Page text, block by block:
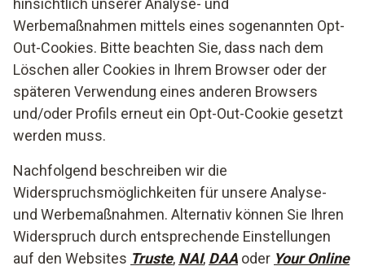
hinsichtlich unserer Analyse- und
Werbemaßnahmen mittels eines sogenannten Opt-
Out-Cookies. Bitte beachten Sie, dass nach dem
Löschen aller Cookies in Ihrem Browser oder der
späteren Verwendung eines anderen Browsers
und/oder Profils erneut ein Opt-Out-Cookie gesetzt
werden muss.
Nachfolgend beschreiben wir die
Widerspruchsmöglichkeiten für unsere Analyse-
und Werbemaßnahmen. Alternativ können Sie Ihren
Widerspruch durch entsprechende Einstellungen
auf den Websites Truste, NAI, DAA oder Your Online